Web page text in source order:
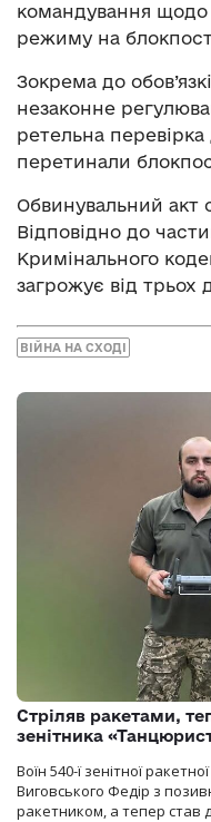
командування щодо
режиму на
Зокрема до
незаконне
ретельна перевірка
перетинали
Обвинувальний акт
Відповідно до
Кримінального
загрожує від трьох
ВІЙНА НА СХОДІ
Стріляв ракетами,
зенітника
Воїн 540-ї зенітної
Виговського Федір з
ракетником, а тепер став